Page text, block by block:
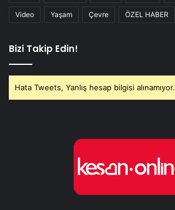
Video Yaşam Çevre ÖZEL HABER
Bizi Takip Edin!
Hata Tweets, Yanlış hesap bilgisi alınamıyor.